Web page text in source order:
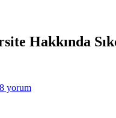
Hakkında
yorum